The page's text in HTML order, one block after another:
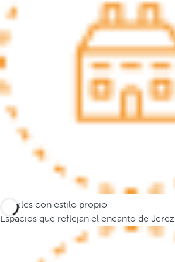
s
e
m
u
e
v
e
a
r
Hoteles con estilo propio
Espacios que reflejan el encanto de Jerez